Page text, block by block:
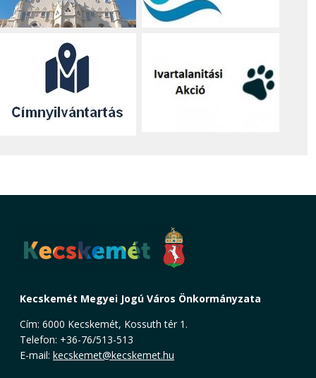
Kecskemét Megyei Jogú Város Önkormányzata
Cím: 6000 Kecskemét, Kossuth tér 1.
Telefon: +36-76/513-513
E-mail: kecskemet@kecskemet.hu